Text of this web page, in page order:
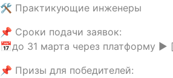
🛠 Практикующие инженеры
📌 Сроки подачи заявок:
📅до 31 марта через платформу ▶️
📌 Призы для победителей: